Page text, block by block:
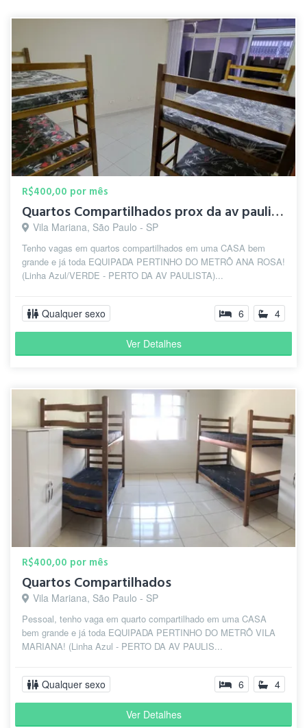
R$400,00 por mês
Quartos Compartilhados prox da av paulista
Vila Mariana, São Paulo - SP
Tenho vagas em quartos compartilhados em uma CASA bem
grande e já toda EQUIPADA PERTINHO DO METRÔ ANA ROSA!
(Linha Azul/VERDE - PERTO DA AV PAULISTA)...
Qualquer sexo 6 4
Ver Detalhes
R$400,00 por mês
Quartos Compartilhados
Vila Mariana, São Paulo - SP
Pessoal, tenho vaga em quarto compartilhado em uma CASA
bem grande e já toda EQUIPADA PERTINHO DO METRÔ VILA
MARIANA! (Linha Azul - PERTO DA AV PAULIS...
Qualquer sexo 6 4
Ver Detalhes